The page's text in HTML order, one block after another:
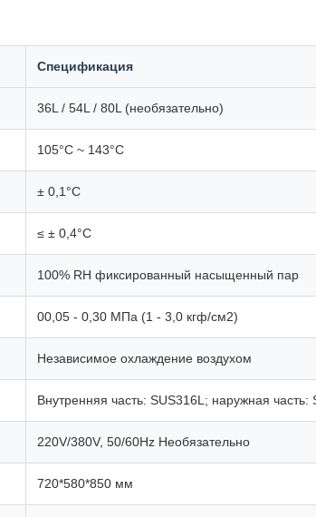
Спецификация
36L / 54L / 80L (необязательно)
105°C ~ 143°C
± 0,1°C
≤ ± 0,4°C
100% RH фиксированный насыщенный пар
00,05 - 0,30 МПа (1 - 3,0 кгф/см2)
Независимое охлаждение воздухом
Внутренняя часть: SUS316L; наружная часть:
220V/380V, 50/60Hz Необязательно
720*580*850 мм